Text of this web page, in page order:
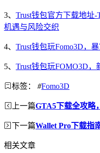
3、 Trust钱包官方下载地址-
机遇与风险交织
4、 Trust钱包玩Fomo3D，
5、 Trust钱包玩FOMO3D
标签： #Fomo3D
上一篇GTA5下载全攻略
下一篇Wallet Pro下载指
相关文章